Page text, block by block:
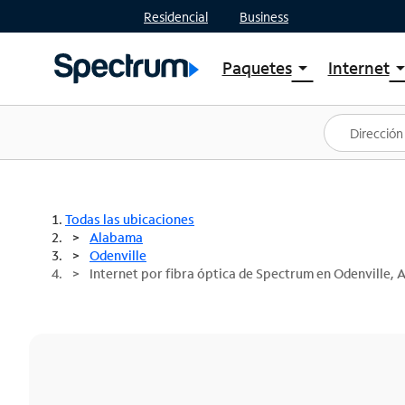
Residencial Business
Paquetesarrow_drop_down
Ver paquetes
Spectrum One
Mejores ofertas
Internetarrow_drop_down
Planes
Todas las ubicaciones
Alabama
Odenville
Internet por fibra óptica de Spectrum en Odenville,